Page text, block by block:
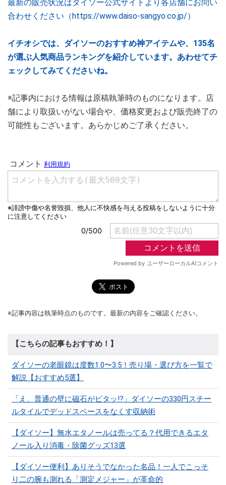
最新の販売状況はダイソー公式サイトより各店舗にお問い
合わせください（https://www.daiso-sangyo.co.jp/）
イチオシでは、ダイソーのおすすめ神アイテムや、135名
が選ぶ人気商品ランキングを紹介しています。あわせてチ
ェックしてみてくださいね。
※記事内における情報は原稿執筆時のものになります。店
舗により取扱いがない場合や、価格変更および販売終了の
可能性もございます。あらかじめご了承ください。
※記事内容は執筆時点のものです。最新の内容をご確認ください。
【こちらの記事もおすすめ！】
ダイソーの老眼鏡は度数1.0〜3.5！売り場・選び方を一覧で
解説【おすすめ5選】
「え、普通の壁に磁石がピタッ!?」ダイソーの330円スチー
ルタイルでデッドスペースをなくす収納術
【ダイソー】無水エタノールは売ってる？代用できるエタ
ノール入り消毒・除菌グッズ13選
【ダイソー便利】ありそうでなかった名品！一人でこっそ
り二の腕も測れる「測定メジャー」が革命的